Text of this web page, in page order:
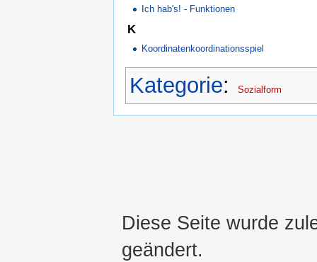
Ich hab's! - Funktionen
K
Koordinatenkoordinationsspiel
Kategorie: Sozialform
Diese Seite wurde
geändert.